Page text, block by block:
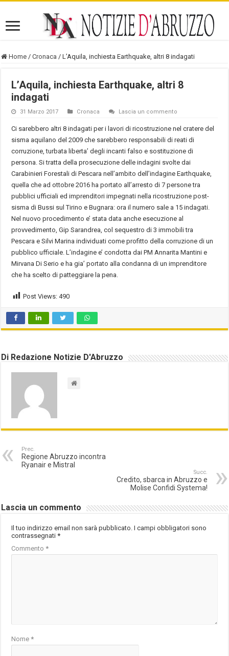
Home / Cronaca / L’Aquila, inchiesta Earthquake, altri 8 indagati
L’Aquila, inchiesta Earthquake, altri 8
indagati
31 Marzo 2017 Cronaca Lascia un commento
Ci sarebbero altri 8 indagati per i lavori di ricostruzione nel cratere del
sisma aquilano del 2009 che sarebbero responsabili di reati di
corruzione, turbata liberta’ degli incanti falso e sostituzione di
persona. Si tratta della prosecuzione delle indagini svolte dai
Carabinieri Forestali di Pescara nell’ambito dell’indagine Earthquake,
quella che ad ottobre 2016 ha portato all’arresto di 7 persone tra
pubblici ufficiali ed imprenditori impegnati nella ricostruzione post-
sisma di Bussi sul Tirino e Bugnara: ora il numero sale a 15 indagati.
Nel nuovo procedimento e’ stata data anche esecuzione al
provvedimento, Gip Sarandrea, col sequestro di 3 immobili tra
Pescara e Silvi Marina individuati come profitto della corruzione di un
pubblico ufficiale. L’indagine e’ condotta dai PM Annarita Mantini e
Mirvana Di Serio e ha gia’ portato alla condanna di un imprenditore
che ha scelto di patteggiare la pena.
Post Views: 490
Di Redazione Notizie D'Abruzzo
Prec.
Regione Abruzzo incontra
Ryanair e Mistral
Succ.
Credito, sbarca in Abruzzo e
Molise Confidi Systema!
Lascia un commento
Il tuo indirizzo email non sarà pubblicato. I campi obbligatori sono
contrassegnati*
Commento*
Nome*